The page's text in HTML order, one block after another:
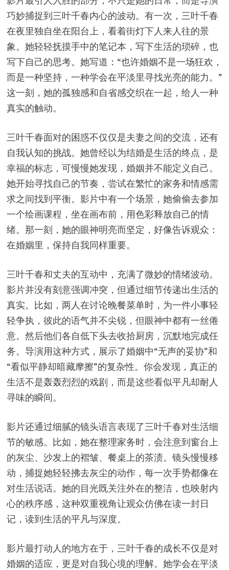
巧妙捕捉到三叶千春内心的波动。有一次，三叶千春
在夜里独自坐在阳台上，看着街灯下人来人往的景
象。她轻轻抚摸手中的笔记本，写下生活的琐碎，也
写下自己的思考。她写道：“也许婚姻不是一场狂欢，
而是一种坚持，一种学会在平淡里寻找光亮的能力。”
这一刻，她的孤独感和自省感交织在一起，给人一种
真实的触动。
三叶千春面对的困惑不仅仅是夫妻之间的交流，还有
自我认知的挑战。她曾经以为结婚是生活的终点，是
幸福的标志，可慢慢她发现，婚姻并不能定义自己。
她开始寻找自己的节奏，尝试在繁忙的家务和情感需
求之间找到平衡。影片中有一个场景，她偷偷去参加
一个绘画课程，坐在画布前，用色彩释放自己的情
绪。那一刻，她的眼神明亮而坚定，好像告诉观众：
在婚姻里，保持自我同样重要。
三叶千春和丈夫的互动中，充满了微妙的情绪波动。
影片并没有刻意强调冲突，但通过细节传递出生活的
真实。比如，两人在讨论晚餐菜单时，为一件小事轻
轻争执，彼此的语气并不尖锐，但眼神中都有一丝倦
意。然后他们各自低下头去收拾厨房，沉默地完成任
务。导演用这种方式，展示了婚姻中“无声的妥协”和
“看似平静却暗藏摩擦”的复杂性。你会发现，真正的
生活不是轰轰烈烈的戏剧，而是这些看似平凡却耐人
寻味的瞬间。
影片还通过细腻的镜头语言表现了三叶千春对生活细
节的敏感。比如，她在整理家务时，会注意到窗台上
的灰尘、沙发上的褶皱、餐桌上的茶渍。镜头慢慢移
动，捕捉她轻轻拂去灰尘的动作，每一次手势都像在
对生活说话。她的目光既关注外在的整洁，也映射内
心的秩序感，这种双重视角让观众仿佛在读一封日
记，读到生活的平凡与深度。
影片最打动人的地方在于，三叶千春的成长不仅是对
婚姻的适应，更是对自我心境的理解。她学会在平淡